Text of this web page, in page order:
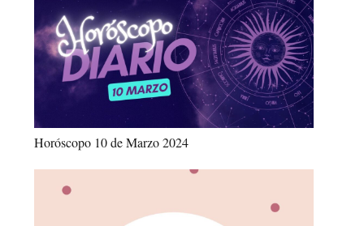
Horóscopo 10 de Marzo 2024